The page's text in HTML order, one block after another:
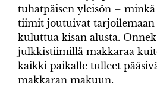
tuhatpäisen yleisön –
tiimit joutuivat
kuluttua kisan alusta.
julkkistiimillä makkaraa
kaikki paikalle tulleet
makkaran makuun.